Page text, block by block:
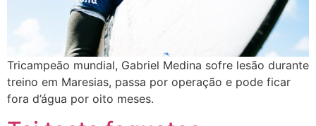
Tricampeão mundial, Gabriel Medina sofre lesão durante
treino em Maresias, passa por operação e pode ficar
fora d’água por oito meses.